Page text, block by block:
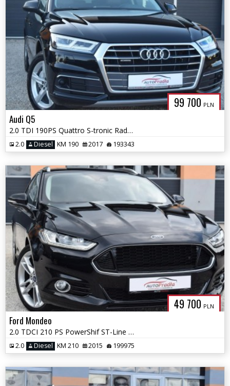
99 700 PLN
Audi Q5
2.0 TDI 190PS Quattro S-tronic Radary Fuul Ledy Keyless-Go Alcantara
2.0 Diesel KM 190 2017 193343
49 700 PLN
Ford Mondeo
2.0 TDCI 210 PS PowerShif ST-Line Fuul Ledy kamera Łopatki Navi Sony
2.0 Diesel KM 210 2015 199975